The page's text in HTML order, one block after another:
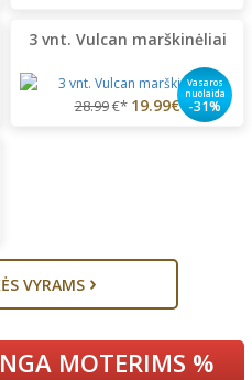
3 vnt. Vulcan marškinėliai
Vasaros
nuolaida
-31%
28.99€* 19.99€
VYRAMS ›
MOTERIMS %